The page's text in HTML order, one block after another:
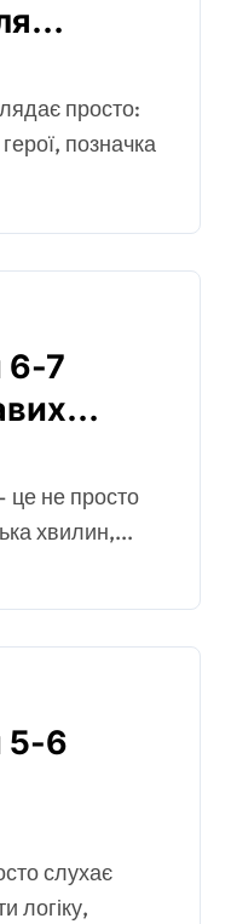
позначка
6-7
до
хвилин,...
5-6
для
логіку,